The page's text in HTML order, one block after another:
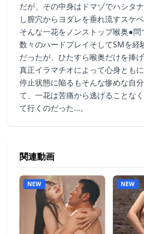
だが、その中身はドマゾでハシタ
し膣穴からヨダレを垂れ流すスケベ
そんな一花をノンストップ喉奥●問
数々のハードプレイそしてSMを経
だったが、ひたすら喉奥だけを捧
真正イラマチオによって心身とも
停止状態に陥るもそんな惨めな自
て、一花は苦痛から逃げることな
て行くのだった…。
関連動画
NEW NEW